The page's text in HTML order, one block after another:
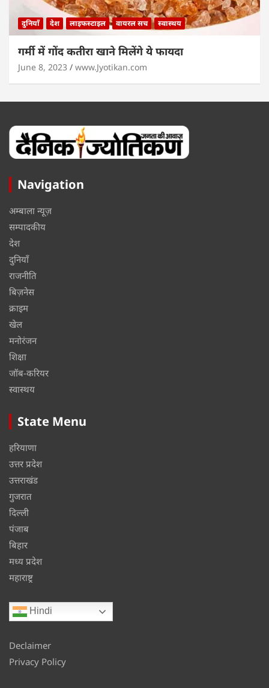
दुनियाँ देश लाइफस्टाइल वायरल सच स्वास्थय
गर्मी में गोंद कतीरा खाने मिलेंगे ये फायदा
June 8, 2023 www.Jyotikan.com
Navigation
अम्बाला न्यूज़
सम्पादकीय
देश
दुनियाँ
राजनीति
बिज़नेस
क्राइम
खेल
मनोरंजन
शिक्षा
जॉब-करियर
स्वास्थय
State Menu
हरियाणा
उत्तर प्रदेश
उत्तराखंड
गुजरात
दिल्ली
पंजाब
बिहार
मध्य प्रदेश
महाराष्ट्र
Hindi
Declaimer
Privacy Policy